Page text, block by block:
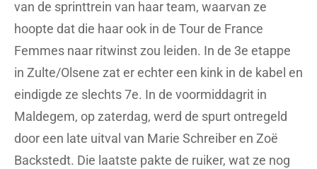
van de sprinttrein van haar team, waarvan ze
hoopte dat die haar ook in de Tour de France
Femmes naar ritwinst zou leiden. In de 3e etappe
in Zulte/Olsene zat er echter een kink in de kabel en
eindigde ze slechts 7e. In de voormiddagrit in
Maldegem, op zaterdag, werd de spurt ontregeld
door een late uitval van Marie Schreiber en Zoë
Backstedt. Die laatste pakte de ruiker, wat ze nog